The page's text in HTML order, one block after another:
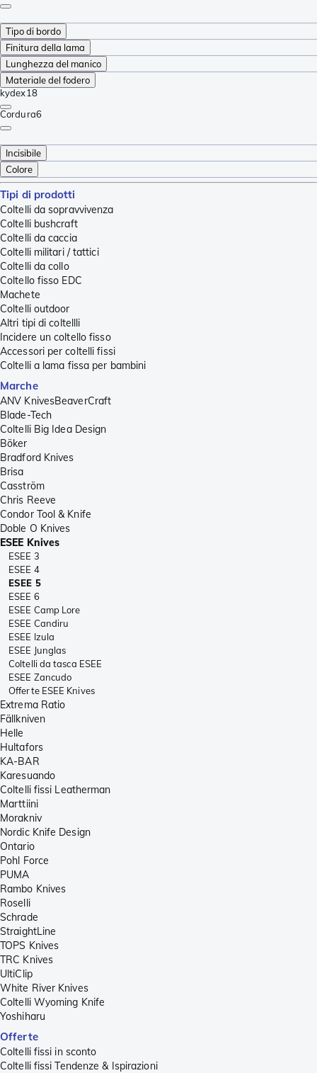
Tipo di bordo
Finitura della lama
Lunghezza del manico
Materiale del fodero
kydex18
Cordura6
Incisibile
Colore
Tipi di prodotti
Coltelli da sopravvivenza
Coltelli bushcraft
Coltelli da caccia
Coltelli militari / tattici
Coltelli da collo
Coltello fisso EDC
Machete
Coltelli outdoor
Altri tipi di coltellli
Incidere un coltello fisso
Accessori per coltelli fissi
Coltelli a lama fissa per bambini
Marche
ANV KnivesBeaverCraft
Blade-Tech
Coltelli Big Idea Design
Böker
Bradford Knives
Brisa
Casström
Chris Reeve
Condor Tool & Knife
Doble O Knives
ESEE Knives
ESEE 3
ESEE 4
ESEE 5
ESEE 6
ESEE Camp Lore
ESEE Candiru
ESEE Izula
ESEE Junglas
Coltelli da tasca ESEE
ESEE Zancudo
Offerte ESEE Knives
Extrema Ratio
Fällkniven
Helle
Hultafors
KA-BAR
Karesuando
Coltelli fissi Leatherman
Marttiini
Morakniv
Nordic Knife Design
Ontario
Pohl Force
PUMA
Rambo Knives
Roselli
Schrade
StraightLine
TOPS Knives
TRC Knives
UltiClip
White River Knives
Coltelli Wyoming Knife
Yoshiharu
Offerte
Coltelli fissi in sconto
Coltelli fissi Tendenze & Ispirazioni